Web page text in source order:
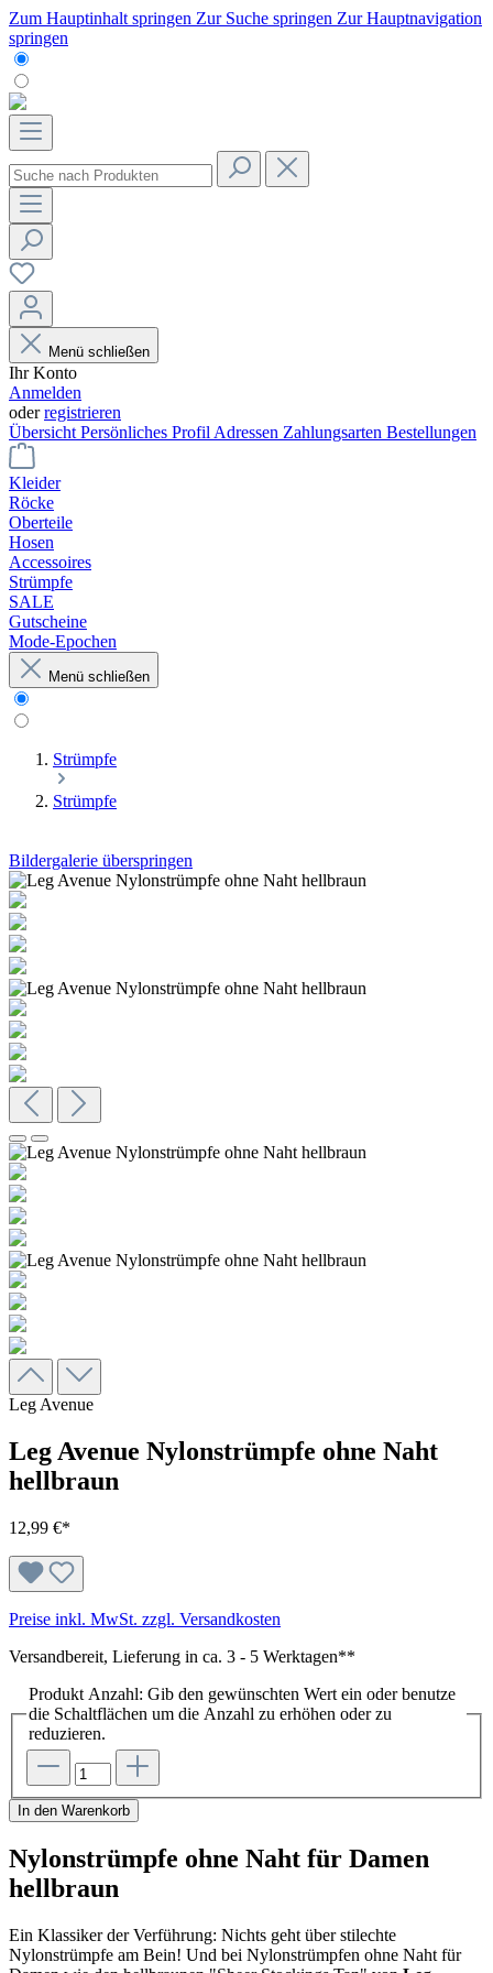
Zum Hauptinhalt springen Zur Suche springen Zur Hauptnavigation
springen
Menü schließen
Ihr Konto
Anmelden
oderregistrieren
Übersicht Persönliches Profil Adressen Zahlungsarten Bestellungen
Kleider
Röcke
Oberteile
Hosen
Accessoires
Strümpfe
SALE
Gutscheine
Mode-Epochen
Menü schließen
Strümpfe
Strümpfe
Bildergalerie überspringen
Leg Avenue
Leg Avenue Nylonstrümpfe ohne Naht
hellbraun
12,99 €*
Preise inkl. MwSt. zzgl. Versandkosten
Versandbereit, Lieferung in ca. 3 - 5 Werktagen**
Produkt Anzahl: Gib den gewünschten Wert ein oder benutze
die Schaltflächen um die Anzahl zu erhöhen oder zu
reduzieren.
In den Warenkorb
Nylonstrümpfe ohne Naht für Damen
hellbraun
Ein Klassiker der Verführung: Nichts geht über stilechte
Nylonstrümpfe am Bein! Und bei Nylonstrümpfen ohne Naht für